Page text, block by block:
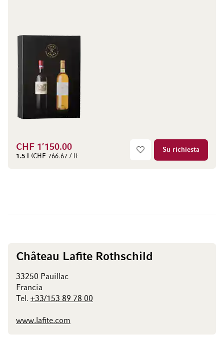
CHF 1’150.00
1.5 l (CHF 766.67 / l)
Su richiesta
Château Lafite Rothschild
33250 Pauillac
Francia
Tel. +33/153 89 78 00
www.lafite.com